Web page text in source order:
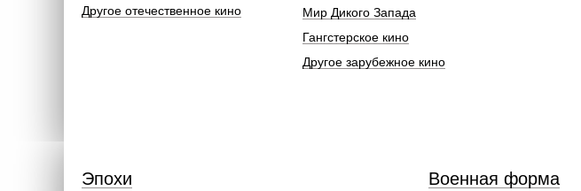
Другое отечественное кино
Мир Дикого Запада
Гангстерское кино
Другое зарубежное кино
Эпохи Военная форма